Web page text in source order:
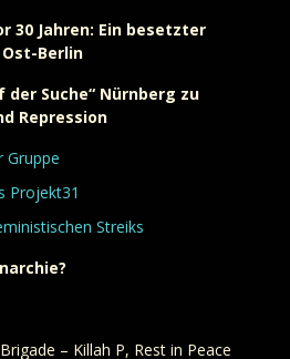
30 Jahren: Ein besetzter
Berlin
der Suche“ Nürnberg zu
Repression
Gruppe
Projekt31
Streiks
– Killah P, Rest in Peace